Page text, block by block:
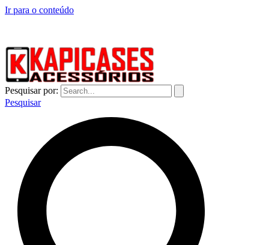
Ir para o conteúdo
Pesquisar por:
Pesquisar